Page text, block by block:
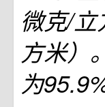
微克/
方米）
为95.9%